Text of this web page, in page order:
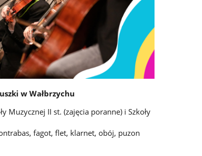
w Wałbrzychu
Muzycznej II st. (zajęcia poranne) i Szkoły
fagot, flet, klarnet, obój, puzon